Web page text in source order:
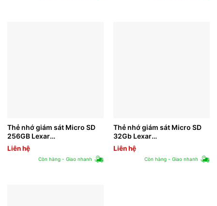
Thẻ nhớ giám sát Micro SD
256GB Lexar
LSDMI256BB633A
Liên hệ
Còn hàng - Giao nhanh
Thẻ nhớ giám sát Micro SD
32Gb Lexar
LSDMI32GBB633A Class 10
Liên hệ
Còn hàng - Giao nhanh